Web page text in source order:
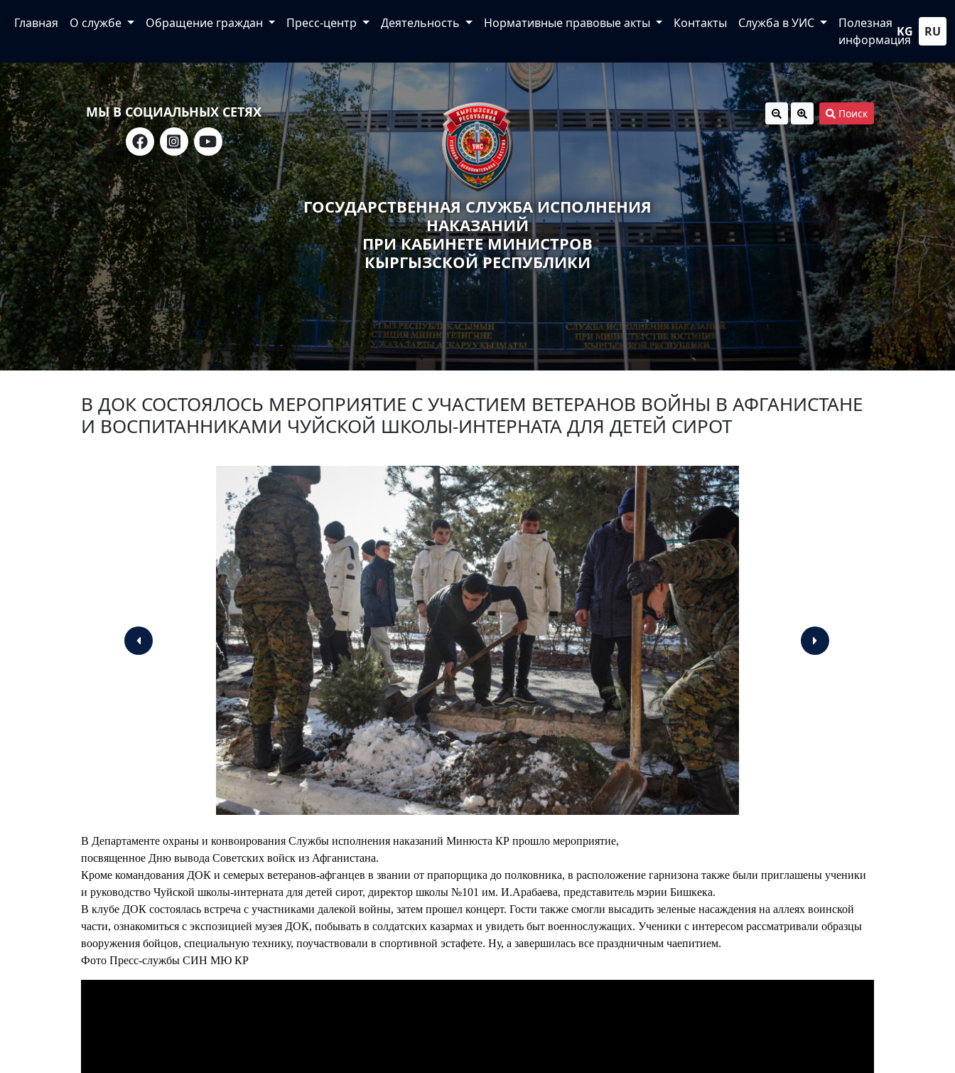
Главная О службе Обращение граждан Пресс-центр Деятельность Нормативные правовые акты Контакты Служба в УИС
Полезная
информация
KG RU
МЫ В СОЦИАЛЬНЫХ СЕТЯХ
ГОСУДАРСТВЕННАЯ СЛУЖБА ИСПОЛНЕНИЯ
НАКАЗАНИЙ
ПРИ КАБИНЕТЕ МИНИСТРОВ
КЫРГЫЗСКОЙ РЕСПУБЛИКИ
Поиск
В ДОК СОСТОЯЛОСЬ МЕРОПРИЯТИЕ С УЧАСТИЕМ ВЕТЕРАНОВ ВОЙНЫ В АФГАНИСТАНЕ
И ВОСПИТАННИКАМИ ЧУЙСКОЙ ШКОЛЫ-ИНТЕРНАТА ДЛЯ ДЕТЕЙ СИРОТ
В Департаменте охраны и конвоирования Службы исполнения наказаний Минюста КР прошло мероприятие,
посвященное Дню вывода Советских войск из Афганистана.
Кроме командования ДОК и семерых ветеранов-афганцев в звании от прапорщика до полковника, в расположение гарнизона также были приглашены ученики
и руководство Чуйской школы-интерната для детей сирот, директор школы №101 им. И.Арабаева, представитель мэрии Бишкека.
В клубе ДОК состоялась встреча с участниками далекой войны, затем прошел концерт. Гости также смогли высадить зеленые насаждения на аллеях воинской
части, ознакомиться с экспозицией музея ДОК, побывать в солдатских казармах и увидеть быт военнослужащих. Ученики с интересом рассматривали образцы
вооружения бойцов, специальную технику, поучаствовали в спортивной эстафете. Ну, а завершилась все праздничным чаепитием.
Фото Пресс-службы СИН МЮ КР